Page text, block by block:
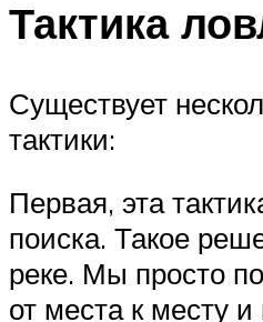
Тактика
Существует
тактики:
Первая, эта
поиска. Такое
реке. Мы просто
от места к месту